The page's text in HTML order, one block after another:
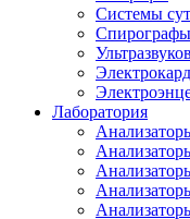
Системы
Спирографы
Лаборатория